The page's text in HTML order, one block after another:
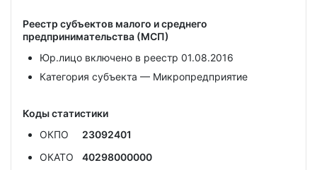
Реестр субъектов малого и среднего
предпринимательства (МСП)
Юр.лицо включено в реестр 01.08.2016
Категория субъекта — Микропредприятие
Коды статистики
ОКПО
23092401
ОКАТО
40298000000